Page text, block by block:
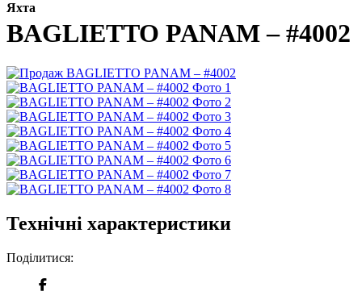
Яхта
BAGLIETTO PANAM – #4002
Технічні характеристики
Поділитися: